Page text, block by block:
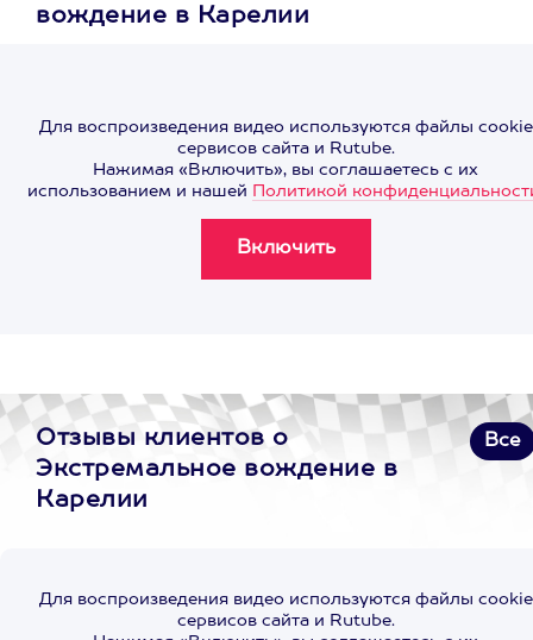
вождение в Карелии
Для воспроизведения видео используются файлы cookie
сервисов сайта и Rutube.
Нажимая «Включить», вы соглашаетесь с их
использованием и нашей Политикой
Отзывы клиентов о
Экстремальное вождение в
Карелии
Все
Для воспроизведения видео используются файлы cookie
сервисов сайта и Rutube.